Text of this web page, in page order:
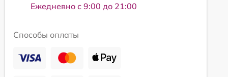
Ежедневно с 9:00 до 21:00
Способы оплаты